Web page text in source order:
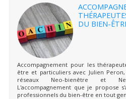
DU BIEN-
Accompagnement pour les
être et particuliers avec Julien
réseaux Neo-bienêtre et
L'accompagnement que je propose
professionnels du bien-être en tout